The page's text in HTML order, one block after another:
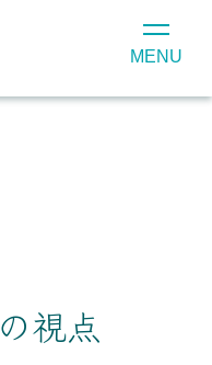
MENU
視点